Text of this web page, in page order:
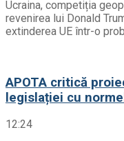
Ucraina, competiția
revenirea lui Donald
extinderea UE într-o
APOTA critică
legislației cu
12:24